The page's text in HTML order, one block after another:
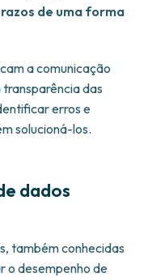
de uma forma
a comunicação
das
erros e
solucioná-los.
dados
também conhecidas
o desempenho de